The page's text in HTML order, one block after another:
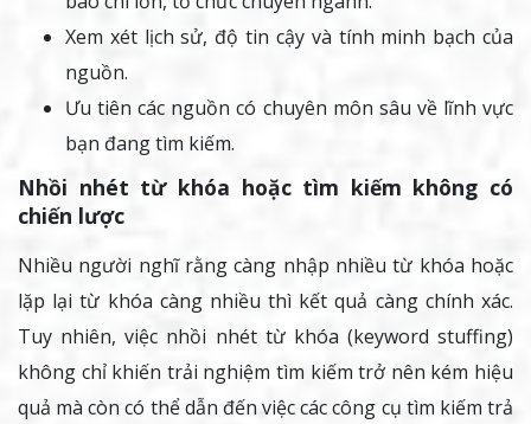
Xem xét lịch sử, độ tin cậy và tính minh bạch của
nguồn.
Ưu tiên các nguồn có chuyên môn sâu về lĩnh vực
bạn đang tìm kiếm.
Nhồi nhét từ khóa hoặc tìm kiếm không có
chiến lược
Nhiều người nghĩ rằng càng nhập nhiều từ khóa hoặc
lặp lại từ khóa càng nhiều thì kết quả càng chính xác.
Tuy nhiên, việc nhồi nhét từ khóa (keyword stuffing)
không chỉ khiến trải nghiệm tìm kiếm trở nên kém hiệu
quả mà còn có thể dẫn đến việc các công cụ tìm kiếm trả